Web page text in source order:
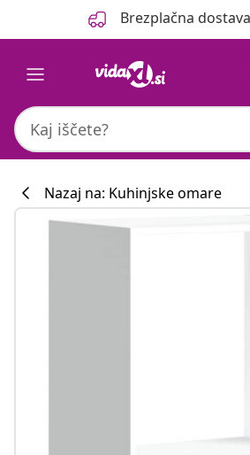
Brezplačna
Nazaj na: Kuhinjske omare